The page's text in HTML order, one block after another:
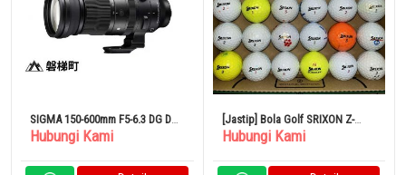
SIGMA 150-600mm F5-6.3 DG DN
OS Sport
Hubungi Kami
[Jastip] Bola Golf SRIXON Z-
STAR XV/Z-STAR 24 Bola
Hubungi Kami